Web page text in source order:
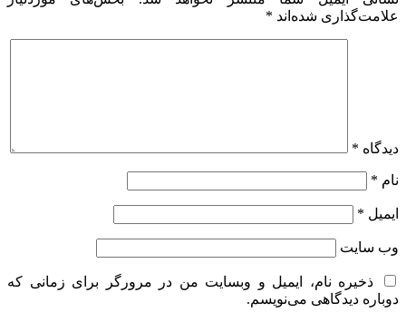
علامت‌گذاری شده‌اند *
دیدگاه *
نام *
ایمیل *
وب‌ سایت
ذخیره نام، ایمیل و وبسایت من در مرورگر برای زمانی که
دوباره دیدگاهی می‌نویسم.